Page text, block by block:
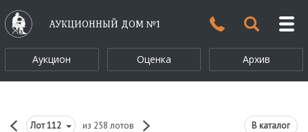
АУКЦИОННЫЙ ДОМ №1
Аукцион Оценка Архив
Лот112 из 258 лотов В каталог